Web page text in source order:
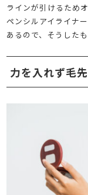
ラインが引けるためオ
ペンシルアイライナ
あるので、そうした
力を入れず毛